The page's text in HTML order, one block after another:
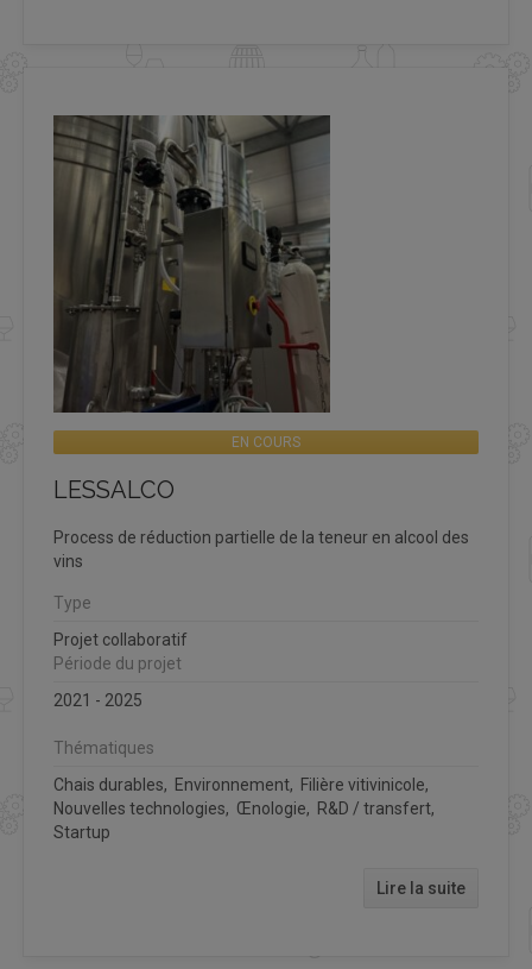
EN COURS
LESSALCO
Process de réduction partielle de la teneur en alcool des
vins
Type
Projet collaboratif
Période du projet
2021 - 2025
Thématiques
Chais durables, Environnement, Filière vitivinicole,
Nouvelles technologies, Œnologie, R&D / transfert,
Startup
Lire la suite